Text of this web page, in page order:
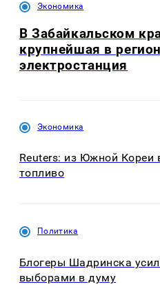
Экономика
В Забайкальском
крупнейшая в
электростанция
Экономика
Reuters: из Южной Кореи
топливо
Политика
Блогеры Шадринска
выборами в думу